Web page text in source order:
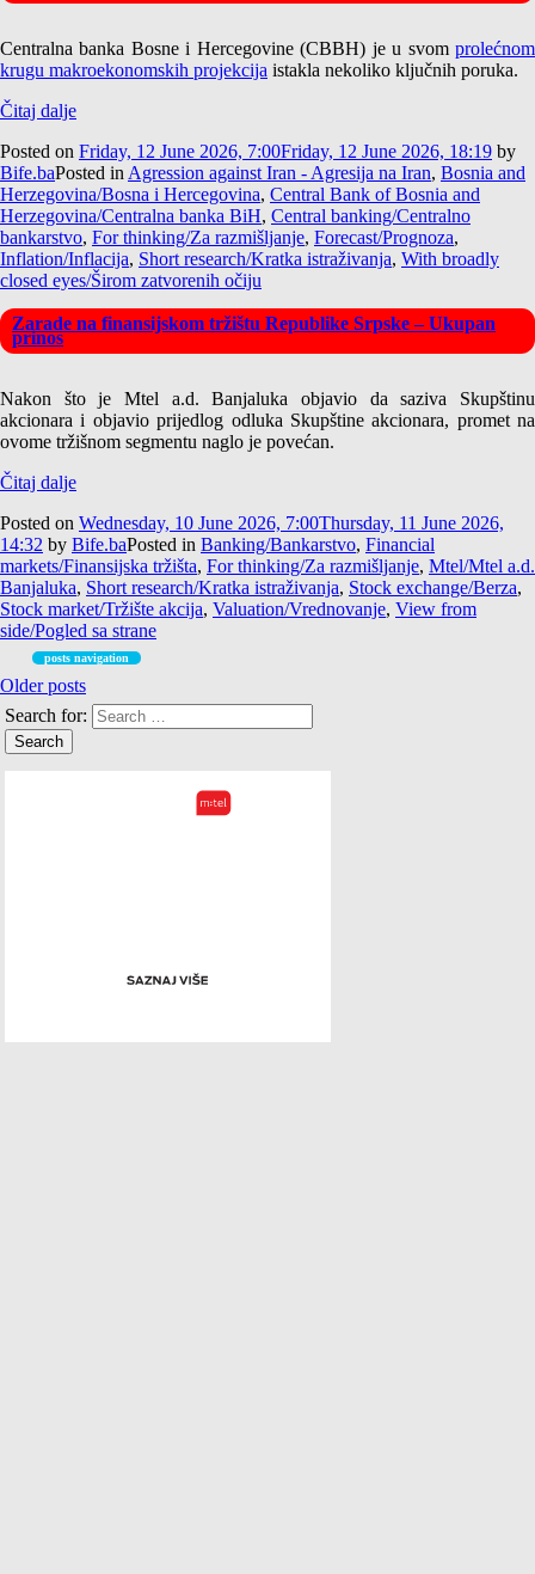
Centralna banka Bosne i Hercegovine (CBBH) je u svom prolećnom
krugu makroekonomskih projekcija istakla nekoliko ključnih poruka.
Čitaj dalje
Posted on Friday, 12 June 2026, 7:00Friday, 12 June 2026, 18:19 by
Bife.baPosted inAgression against Iran - Agresija na Iran, Bosnia and
Herzegovina/Bosna i Hercegovina, Central Bank of Bosnia and
Herzegovina/Centralna banka BiH, Central banking/Centralno
bankarstvo, For thinking/Za razmišljanje, Forecast/Prognoza,
Inflation/Inflacija, Short research/Kratka istraživanja, With broadly
closed eyes/Širom zatvorenih očiju
Zarade na finansijskom tržištu Republike Srpske – Ukupan
prinos
Nakon što je Mtel a.d. Banjaluka objavio da saziva Skupštinu
akcionara i objavio prijedlog odluka Skupštine akcionara, promet na
ovome tržišnom segmentu naglo je povećan.
Čitaj dalje
Posted on Wednesday, 10 June 2026, 7:00Thursday, 11 June 2026,
14:32 by Bife.baPosted in Banking/Bankarstvo, Financial
markets/Finansijska tržišta, For thinking/Za razmišljanje, Mtel/Mtel a.d.
Banjaluka, Short research/Kratka istraživanja, Stock exchange/Berza,
Stock market/Tržište akcija, Valuation/Vrednovanje, View from
side/Pogled sa strane
posts navigation
Older posts
Search for: